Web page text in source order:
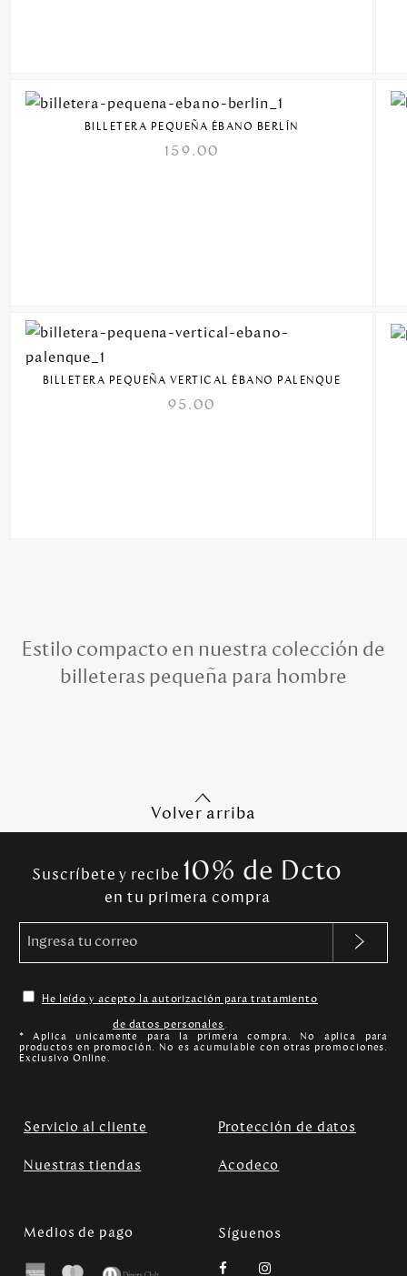
BILLETERA PEQUEÑA ÉBANO BERLÍN
159.00
BILLETERA PEQUEÑA VERTICAL ÉBANO PALENQUE
95.00
Estilo compacto en nuestra colección de
billeteras pequeña para hombre
Volver arriba
Suscríbete y recibe 10% de Dcto
en tu primera compra
He leído y acepto la autorización para tratamiento
de datos personales.
* Aplica unicamente para la primera compra. No aplica para
productos en promoción. No es acumulable con otras promociones.
Exclusivo Online.
Servicio al cliente Protección de datos
Nuestras tiendas Acodeco
Medios de pago Síguenos